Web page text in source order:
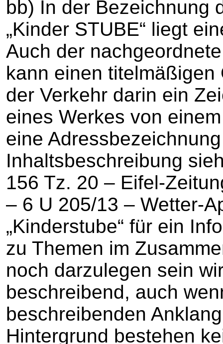
bb) In der Bezeichnung
„Kinder STUBE“ liegt
Auch der
kann einen
der Verkehr darin ein
eines Werkes von
eine
Inhaltsbeschreibung
156 Tz. 20 – Eifel-
– 6 U 205/13 – Wetter-
„Kinderstube“ für ein
zu Themen im
noch darzulegen sein
beschreibend, auch
beschreibenden
Hintergrund bestehen